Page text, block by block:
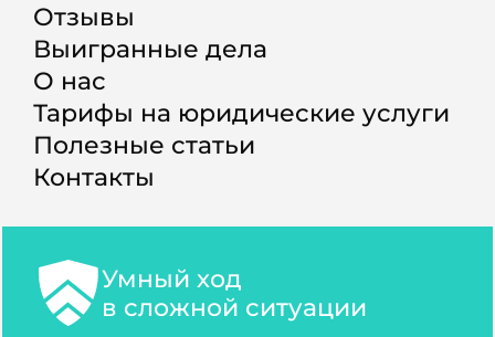
Отзывы
Выигранные дела
О нас
Тарифы на юридические услуги
Полезные статьи
Контакты
Умный ход
в сложной ситуации